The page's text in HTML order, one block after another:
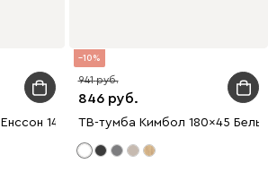
148x22 Белый
10
846
941
ТВ-тумба Кимбол 180x45